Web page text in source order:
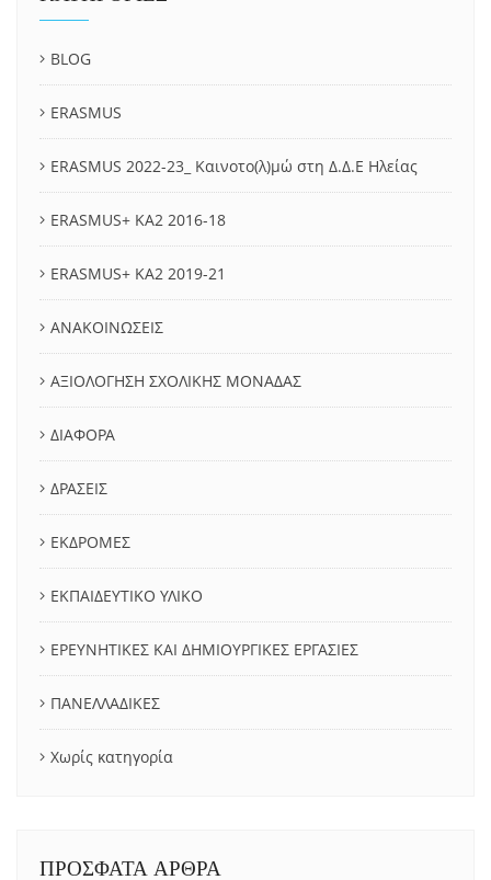
BLOG
ERASMUS
ERASMUS 2022-23_ Καινοτο(λ)μώ στη Δ.Δ.Ε Ηλείας
ERASMUS+ KA2 2016-18
ERASMUS+ KA2 2019-21
ΑΝΑΚΟΙΝΩΣΕΙΣ
ΑΞΙΟΛΟΓΗΣΗ ΣΧΟΛΙΚΗΣ ΜΟΝΑΔΑΣ
ΔΙΑΦΟΡΑ
ΔΡΑΣΕΙΣ
ΕΚΔΡΟΜΕΣ
ΕΚΠΑΙΔΕΥΤΙΚΟ ΥΛΙΚΟ
ΕΡΕΥΝΗΤΙΚΕΣ ΚΑΙ ΔΗΜΙΟΥΡΓΙΚΕΣ ΕΡΓΑΣΙΕΣ
ΠΑΝΕΛΛΑΔΙΚΕΣ
Χωρίς κατηγορία
ΠΡΟΣΦΑΤΑ ΑΡΘΡΑ